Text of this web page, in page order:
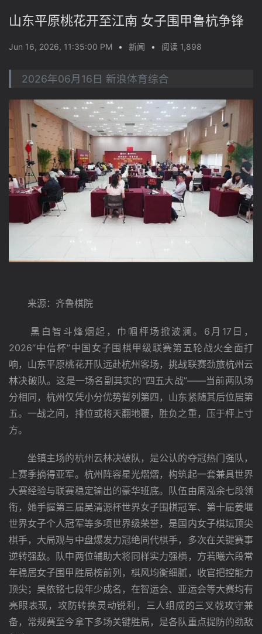
山东平原桃花开至江南 女子围甲鲁杭争锋
Jun 16, 2026, 11:35:00 PM • 新闻 • 阅读 1,898
2026年06月16日 新浪体育综合
来源：齐鲁棋院
黑白智斗烽烟起，巾帼枰场掀波澜。6月17日，
2026“中信杯”中国女子围棋甲级联赛第五轮战火全面打
响，山东平原桃花开队远赴杭州客场，挑战联赛劲旅杭州云
林决破队。这是一场名副其实的“四五大战”——当前两队场
分相同，杭州仅凭小分优势暂列第四，山东紧随其后位居第
五。一战之间，排位或将天翻地覆，胜负之重，压于枰上寸
方。
坐镇主场的杭州云林决破队，是公认的夺冠热门强队，
上赛季摘得亚军。杭州阵容星光熠熠，构筑起一套兼具世界
大赛经验与联赛稳定输出的豪华班底。队伍由周泓余七段领
衔，她手握第三届吴清源杯世界女子围棋冠军、第十届姜堰
世界女子个人冠军等多项世界级荣誉，是国内女子棋坛顶尖
棋手，大局观与中盘爆发力冠绝同代棋手，多次在关键赛事
逆转强敌。队中两位辅助大将同样实力强横，方若曦六段常
年稳居女子围甲胜局榜前列，棋风均衡细腻，收官把控能力
顶尖；吴依铭七段年少成名，在智运会、亚运会等大赛均有
亮眼表现，攻防转换灵动锐利，三人组成的三叉戟攻守兼
备，常规赛至今拿下多场关键胜局，是各队重点提防的劲敌